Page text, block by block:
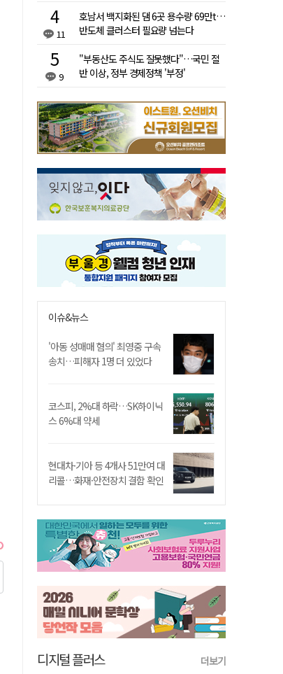
11
호남서 백지화된 댐 6곳 용수량 69만t…
반도체 클러스터 필요량 넘는다
9
"부동산도 주식도 잘못했다"…국민 절
반 이상, 정부 경제정책 '부정'
이슈&뉴스
'아동 성매매 혐의' 최영중 구속
송치…피해자 1명 더 있었다
코스피, 2%대 하락…SK하이닉
스 6%대 약세
현대차·기아 등 4개사 51만여 대
리콜…화재·안전장치 결함 확인
디지털 플러스 더보기